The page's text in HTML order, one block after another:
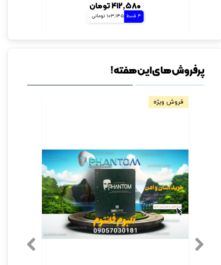
۴۱۲,۵۸۰ تومان
4 قسط 103,145 تومانی
پرفروش های این هفته!
فروش ویژه